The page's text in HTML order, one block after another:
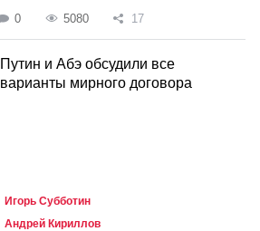
0 5080 17
Путин и Абэ обсудили все
варианты мирного договора
Игорь Субботин
Андрей Кириллов